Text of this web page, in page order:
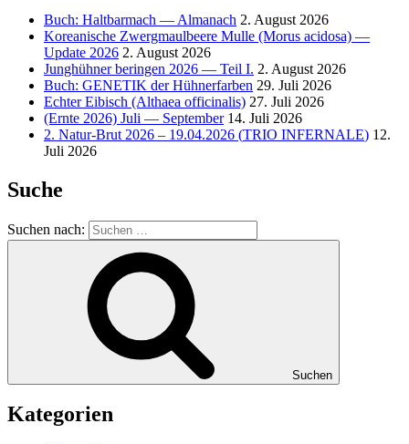
Buch: Haltbarmach — Almanach 2. August 2026
Koreanische Zwergmaulbeere Mulle (Morus acidosa) —
Update 2026 2. August 2026
Junghühner beringen 2026 — Teil I. 2. August 2026
Buch: GENETIK der Hühnerfarben 29. Juli 2026
Echter Eibisch (Althaea officinalis) 27. Juli 2026
(Ernte 2026) Juli — September 14. Juli 2026
2. Natur-Brut 2026 – 19.04.2026 (TRIO INFERNALE) 12.
Juli 2026
Suche
Suchen nach:
Suchen
Kategorien